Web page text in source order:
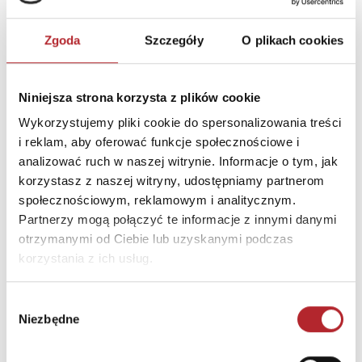
Zgoda Szczegóły O plikach cookies
Niniejsza strona korzysta z plików cookie
Wykorzystujemy pliki cookie do spersonalizowania treści
i reklam, aby oferować funkcje społecznościowe i
analizować ruch w naszej witrynie. Informacje o tym, jak
korzystasz z naszej witryny, udostępniamy partnerom
społecznościowym, reklamowym i analitycznym.
Partnerzy mogą połączyć te informacje z innymi danymi
otrzymanymi od Ciebie lub uzyskanymi podczas
korzystania z ich usług.
zgody
Niezbędne
grafik.
PERFEKCYJNA SPÓJNOŚĆ – puzzle stworzone są z
surowców najwyższej jakości, w tym ze specjalnie
zaprojektowanej tektury, która mimo zwiększonej
grubości
sprawia, że połączone ze sobą puzzle tworzą
„nierozerwalną” całość.
Format obrazka po ułożeniu 341x481 mm.
SZCZEGÓŁY
Producent
Kod EAN
4001504589745